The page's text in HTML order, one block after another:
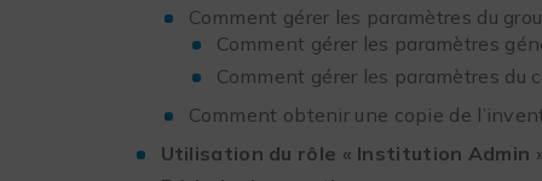
Comment gérer les paramètres du
Comment gérer les paramètres
Comment gérer les paramètres du
Comment obtenir une copie de
Utilisation du rôle « Institution Admin